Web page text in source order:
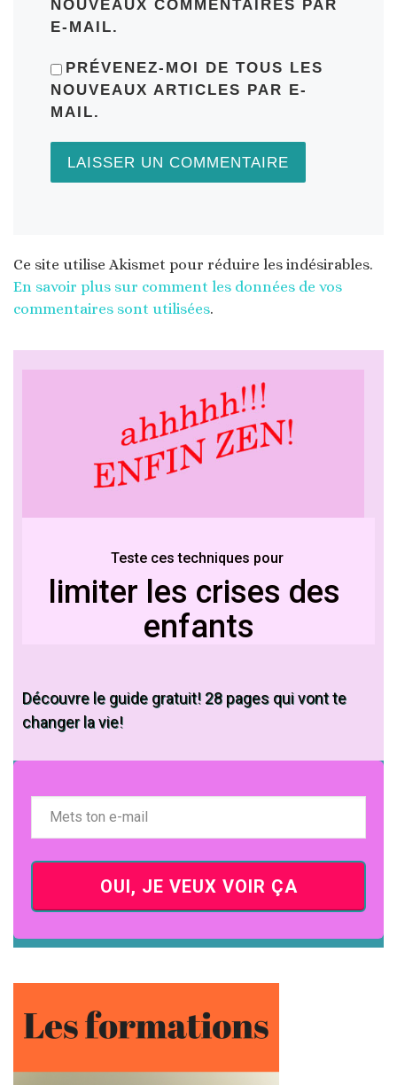
NOUVEAUX COMMENTAIRES PAR
E-MAIL.
PRÉVENEZ-MOI DE TOUS LES
NOUVEAUX ARTICLES PAR E-
MAIL.
Ce site utilise Akismet pour réduire les indésirables.
En savoir plus sur comment les données de vos
commentaires sont utilisées.
Teste ces techniques pour
​limiter les crises des ​
enfants
​Découvre ​le guide gratuit! 28 pages qui vont te
changer la vie!
OUI, JE VEUX VOIR ÇA